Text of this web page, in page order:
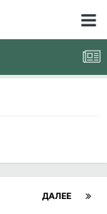
ДАЛЕЕ